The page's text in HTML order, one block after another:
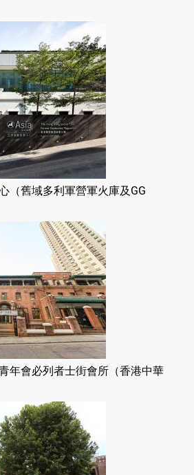
（舊域多利軍營軍火庫及GG
年會必列者士街會所（香港中華